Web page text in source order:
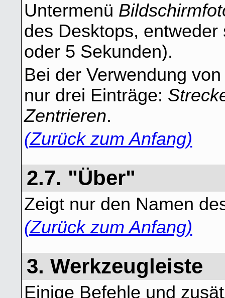
Untermenü
des Desktops,
oder 5 Sekunden).
Bei der Verwendung
nur drei Einträge:
Zentrieren.
(Zurück zum Anfang)
2.7. "Über"
Zeigt nur den Namen
(Zurück zum Anfang)
3. Werkzeugleiste
Einige Befehle und